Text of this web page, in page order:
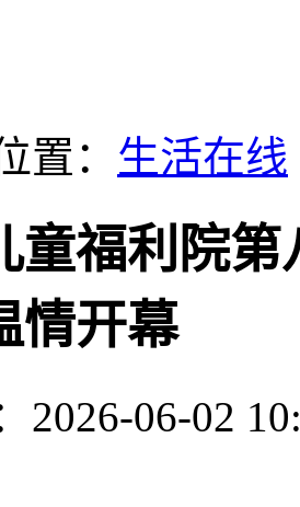
置： 生活在线
童福利院第
情开幕
2026-06-02